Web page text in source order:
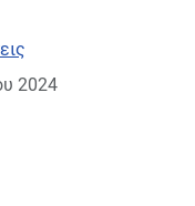
2024